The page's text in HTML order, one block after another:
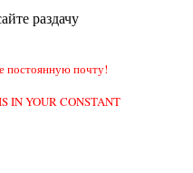
раздачу
постоянную почту!
IN YOUR CONSTANT